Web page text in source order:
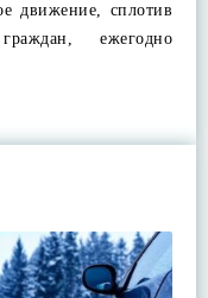
движение, сплотив
ежегодно